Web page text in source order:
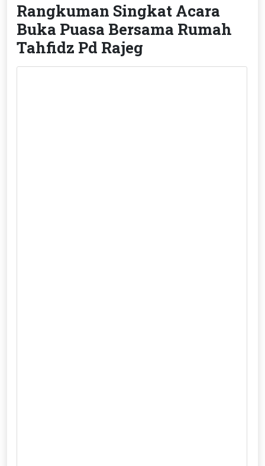
Rangkuman Singkat Acara
Buka Puasa Bersama Rumah
Tahfidz Pd Rajeg